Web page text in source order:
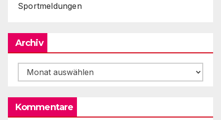
Sportmeldungen
Archiv
Archiv
Kommentare